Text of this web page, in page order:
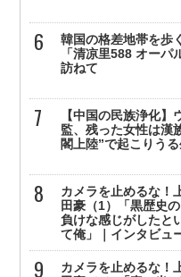
韓国の格差地帯を歩
「清凉里588 オーパ
訪ねて
【中国の民族浄化】
監、残った女性は漢
閣上陸”で起こりう
カメラを止めるな！
田豪（1）「黒歴史
負けな感じがしたと
て俺」｜インタビュ
カメラを止めるな！